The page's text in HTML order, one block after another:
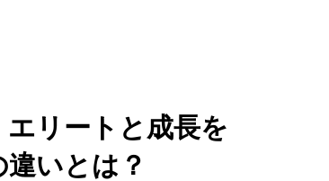
リートと成長を
いとは？